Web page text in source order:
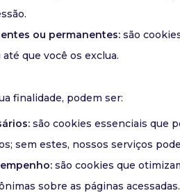
ou permanentes: são
que você os exclua.
finalidade, podem ser:
são cookies essenciais que
sem estes, nossos serviços
são cookies que
sobre as páginas acessadas.